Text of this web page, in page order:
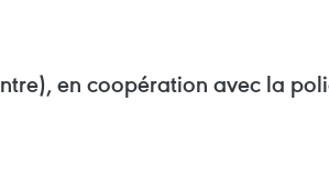
en coopération avec la